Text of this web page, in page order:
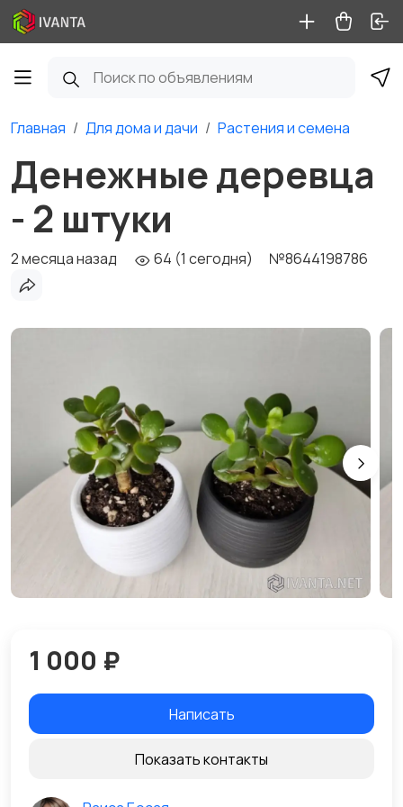
Главная Для дома и дачи Растения и семена
Денежные деревца
- 2 штуки
2 месяца назад 64 (1 сегодня) №8644198786
1 000 ₽
Написать
Показать контакты